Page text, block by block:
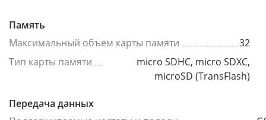
Память
Максимальный объем карты памяти
32
Тип карты памяти
micro SDHC, micro SDXC,
microSD (TransFlash)
Передача данных